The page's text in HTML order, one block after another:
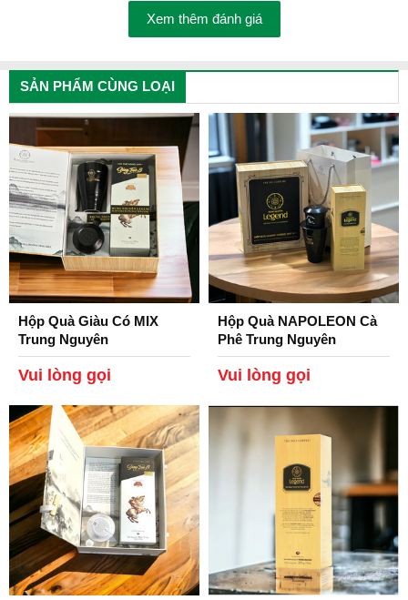
☕ Đặc tính nỗi bật: Nước pha màu nâu cánh
gián nhạt. Mùi thơm nhẹ. Vị đắng êm, đậm đà.
Ngon nhất khi uống nóng.
Thành phần chính: Giống cà phê Robusta và
Arabica tại ĐakLak và Lâm Đồng.
Hãng sản xuất: Tập Đoàn Trung Nguyên
Xem thêm đánh giá
SẢN PHẨM CÙNG LOẠI
Hộp Quà Giàu Có MIX
Trung Nguyên
Vui lòng gọi
Hộp Quà NAPOLEON Cà
Phê Trung Nguyên
Legend.
Vui lòng gọi